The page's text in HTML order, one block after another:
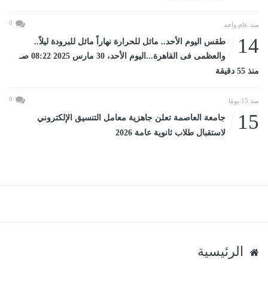
منذ عام واحد 0
14
طقس اليوم الأحد.. مائل للحرارة نهاراً مائل للبرودة ليلاً..
والعظمى فى القاهرة...اليوم الأحد، 30 مارس 2025 08:22 صـ
منذ 55 دقيقة
منذ 15 يومًا 0
15
جامعة العاصمة تعلن جاهزية معامل التنسيق الإلكتروني
لاستقبال طلاب ثانوية عامة 2026
الرئيسية